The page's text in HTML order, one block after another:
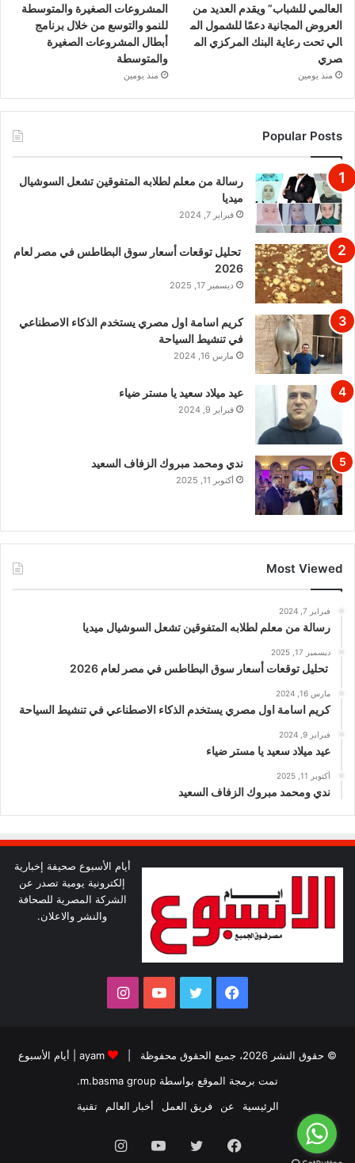
العالمي للشباب” ويقدم العديد من
العروض المجانية دعمًا للشمول الم
الي تحت رعاية البنك المركزي الم
صري
منذ يومين
المشروعات الصغيرة والمتوسطة
للنمو والتوسع من خلال برنامج
أبطال المشروعات الصغيرة
والمتوسطة
منذ يومين
Popular Posts
رسالة من معلم لطلابه المتفوقين تشعل السوشيال
ميديا
فبراير 7, 2024
تحليل توقعات أسعار سوق البطاطس في مصر لعام
2026
ديسمبر 17, 2025
كريم اسامة اول مصري يستخدم الذكاء الاصطناعي
في تنشيط السياحة
مارس 16, 2024
عيد ميلاد سعيد يا مستر ضياء
فبراير 9, 2024
ندي ومحمد مبروك الزفاف السعيد
أكتوبر 11, 2025
Most Viewed
فبراير 7, 2024
رسالة من معلم لطلابه المتفوقين تشعل السوشيال ميديا
ديسمبر 17, 2025
تحليل توقعات أسعار سوق البطاطس في مصر لعام 2026
مارس 16, 2024
كريم اسامة اول مصري يستخدم الذكاء الاصطناعي في تنشيط السياحة
فبراير 9, 2024
عيد ميلاد سعيد يا مستر ضياء
أكتوبر 11, 2025
ندي ومحمد مبروك الزفاف السعيد
أيام الأسبوع صحيفة إخبارية
إلكترونية يومية تصدر عن
الشركة المصرية للصحافة
والنشر والاعلان.
فيسبوك تويتر يوتيوبانستقرام
© حقوق النشر 2026، جميع الحقوق محفوظة | ayam
أيام الأسبوع
تمت برمجة الموقع بواسطة m.basma group
.
الرئيسية
عن فريق العمل أخبار العالم تقنية
فيسبوك تويتر يوتيوبانستقرام